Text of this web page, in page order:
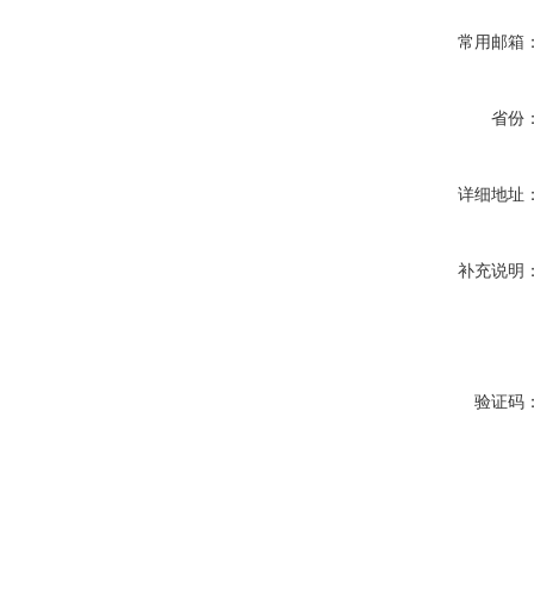
常用邮箱
省份
详细地址
补充说明
验证码